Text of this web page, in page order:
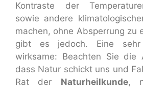
Kontraste der
sowie andere
machen, ohne Absperrung zu
gibt es jedoch. Eine sehr
wirksame: Beachten Sie die
dass Natur schickt uns und
Rat der Naturheilkunde,